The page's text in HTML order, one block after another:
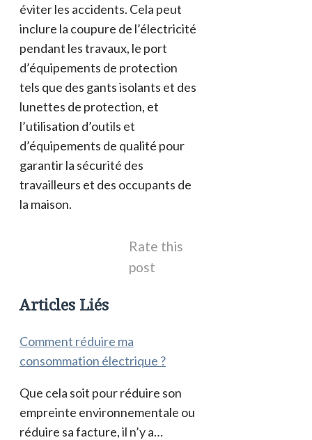
éviter les accidents. Cela peut
inclure la coupure de l’électricité
pendant les travaux, le port
d’équipements de protection
tels que des gants isolants et des
lunettes de protection, et
l’utilisation d’outils et
d’équipements de qualité pour
garantir la sécurité des
travailleurs et des occupants de
la maison.
Rate this
post
Articles Liés
Comment réduire ma
consommation électrique ?
Que cela soit pour réduire son
empreinte environnementale ou
réduire sa facture, il n’y a…